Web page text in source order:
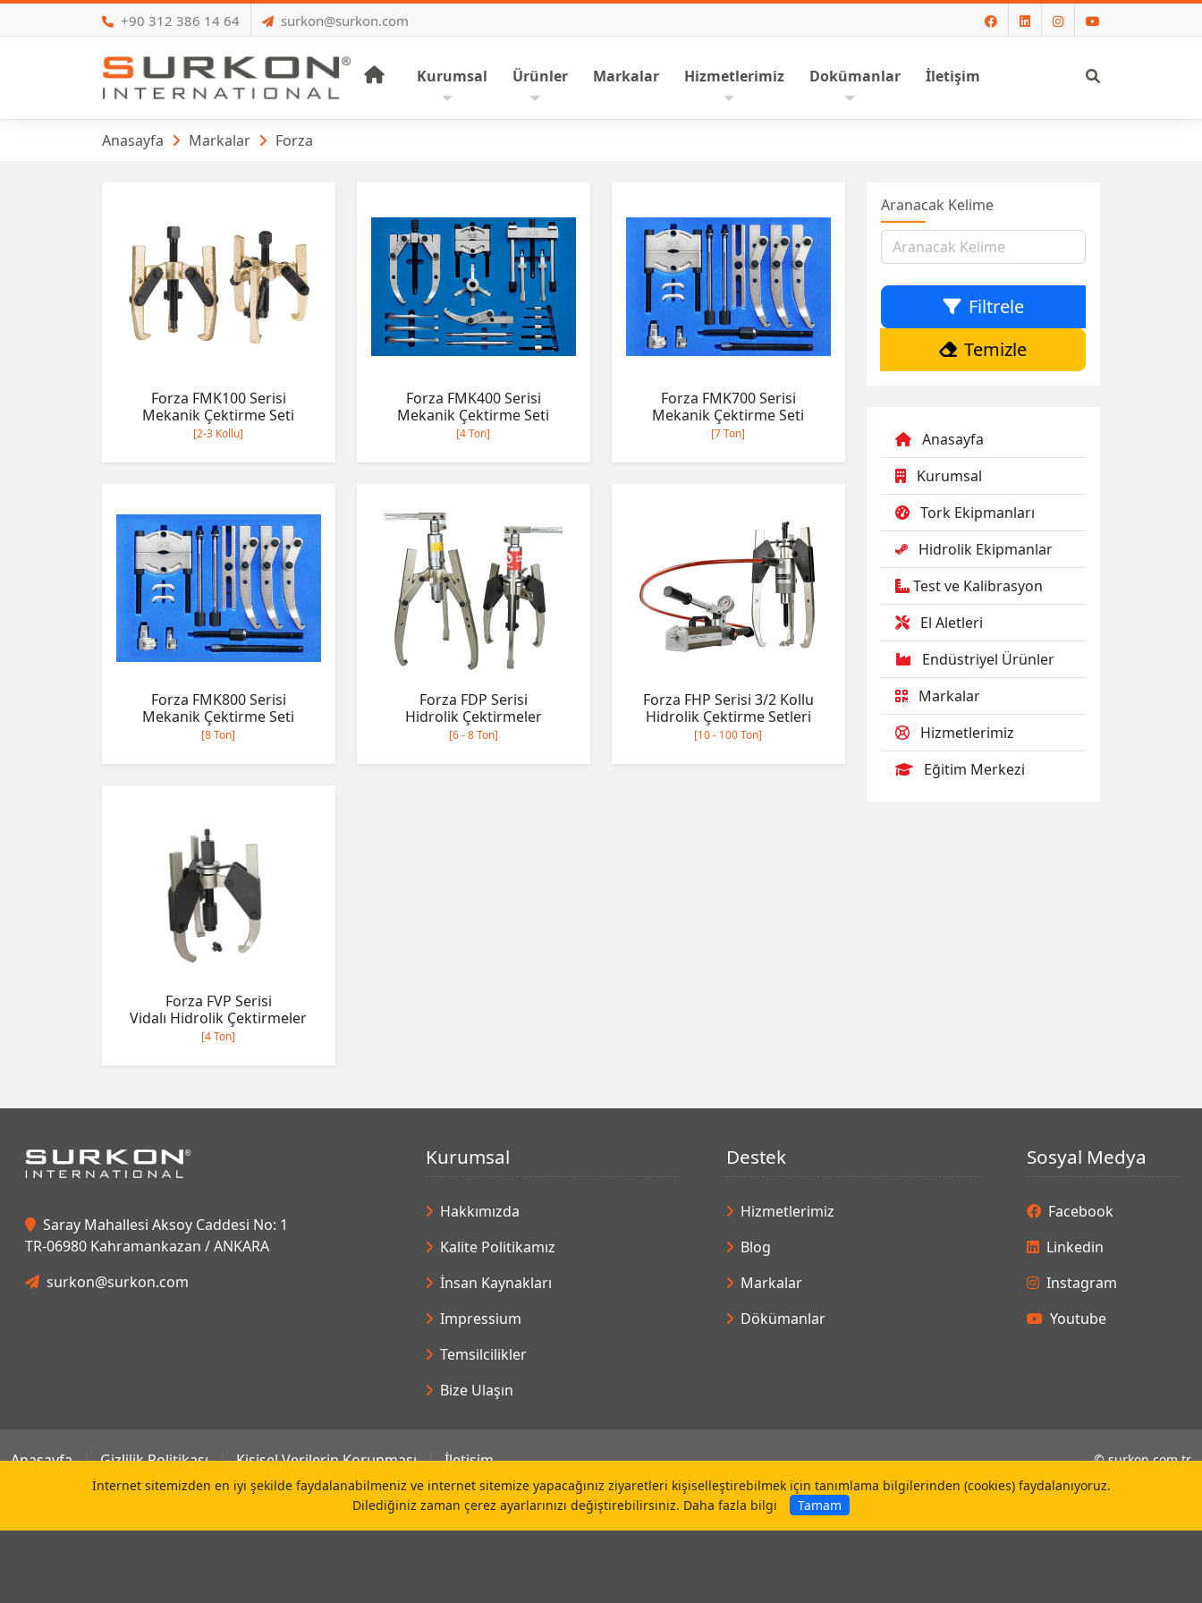
+90 312 386 14 64 surkon@surkon.com
Anasayfa
Kurumsal Ürünler Markalar Hizmetlerimiz Dokümanlar İletişim
Forza
Anasayfa Markalar Forza
Forza FMK100 Serisi
Mekanik Çektirme Seti
[2-3 Kollu]
Forza FMK400 Serisi
Mekanik Çektirme Seti
[4 Ton]
Forza FMK700 Serisi
Mekanik Çektirme Seti
[7 Ton]
Forza FMK800 Serisi
Mekanik Çektirme Seti
[8 Ton]
Forza FDP Serisi
Hidrolik Çektirmeler
[6 - 8 Ton]
Forza FHP Serisi 3/2 Kollu
Hidrolik Çektirme Setleri
[10 - 100 Ton]
Forza FVP Serisi
Vidalı Hidrolik Çektirmeler
[4 Ton]
Aranacak Kelime
Filtrele
Temizle
Anasayfa
Kurumsal
Tork Ekipmanları
Hidrolik Ekipmanlar
Test ve Kalibrasyon
El Aletleri
Endüstriyel Ürünler
Markalar
Hizmetlerimiz
Eğitim Merkezi
Saray Mahallesi Aksoy Caddesi No: 1
TR-06980 Kahramankazan / ANKARA
surkon@surkon.com
Kurumsal
Hakkımızda
Kalite Politikamız
İnsan Kaynakları
Impressium
Temsilcilikler
Bize Ulaşın
Destek
Hizmetlerimiz
Blog
Markalar
Dökümanlar
Sosyal Medya
Facebook
Linkedin
Instagram
Youtube
Anasayfa Gizlilik Politikası Kişisel Verilerin Korunması İletişim ©surkon.com.tr
İnternet sitemizden en iyi şekilde faydalanabilmeniz ve internet sitemize yapacağınız ziyaretleri kişiselleştirebilmek için tanımlama bilgilerinden (cookies) faydalanıyoruz.
Dilediğiniz zaman çerez ayarlarınızı değiştirebilirsiniz. Daha fazla bilgi Tamam